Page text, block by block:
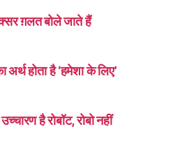
ग़लत बोले जाते हैं
होता है ‘हमेशा के लिए’
है रोबॉट, रोबो नहीं